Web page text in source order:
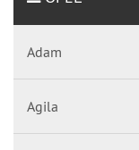
Adam
Agila